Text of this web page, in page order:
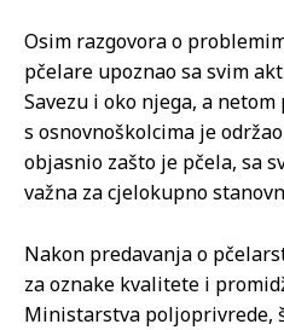
Osim razgovora o
pčelare upoznao sa svim
Savezu i oko njega, a
s osnovnoškolcima je
objasnio zašto je pčela, sa
važna za cjelokupno
Nakon predavanja o
za oznake kvalitete i
Ministarstva poljoprivrede,